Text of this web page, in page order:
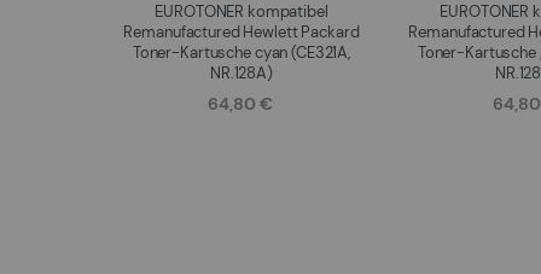
EUROTONER kompatibel
Remanufactured Hewlett Packard
Toner-Kartusche cyan (CE321A,
NR.128A)
64,80 €
EUROTONER
Remanufactured
Toner-Kartusche